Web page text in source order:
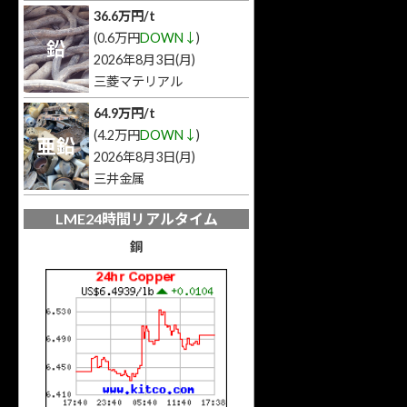
鉛
36.6万円/t
(0.6万円DOWN↓)
2026年8月3日(月)
三菱マテリアル
亜鉛
64.9万円/t
(4.2万円DOWN↓)
2026年8月3日(月)
三井金属
LME24時間リアルタイム
銅